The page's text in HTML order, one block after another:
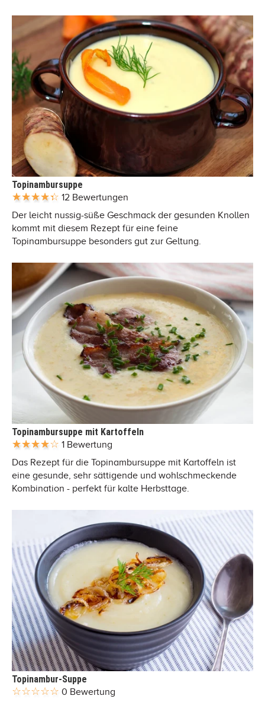
Topinambursuppe
12 Bewertungen
Der leicht nussig-süße Geschmack der gesunden Knollen
kommt mit diesem Rezept für eine feine
Topinambursuppe besonders gut zur Geltung.
Topinambursuppe mit Kartoffeln
1 Bewertung
Das Rezept für die Topinambursuppe mit Kartoffeln ist
eine gesunde, sehr sättigende und wohlschmeckende
Kombination - perfekt für kalte Herbsttage.
Topinambur-Suppe
0 Bewertung